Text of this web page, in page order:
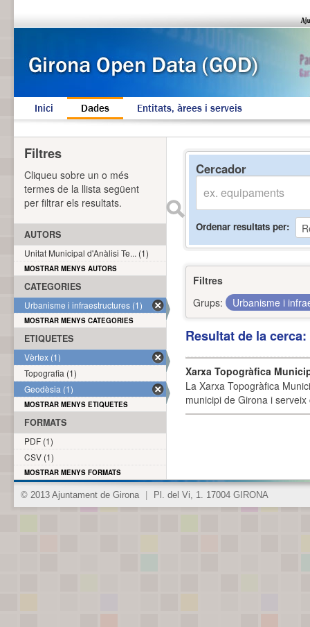
Inici Dades Entitats, àrees i serveis
Cercador
Ordenar resultats per
Filtres
Grups:
Urbanisme i
Resultat de la
Xarxa Topogràfica
La Xarxa Topogràfica
municipi de Girona i
Filtres
Cliqueu sobre un o més
termes de la llista següent
per filtrar els resultats.
AUTORS
Unitat Municipal d'Anàlisi Te... (1)
MOSTRAR MENYS AUTORS
CATEGORIES
Urbanisme i infraestructures (1)
MOSTRAR MENYS CATEGORIES
ETIQUETES
Vèrtex (1)
Topografia (1)
Geodèsia (1)
MOSTRAR MENYS ETIQUETES
FORMATS
PDF (1)
CSV (1)
MOSTRAR MENYS FORMATS
© 2013 Ajuntament de Girona Pl. del Vi, 1. 17004 GIRONA